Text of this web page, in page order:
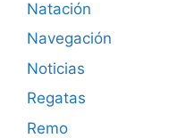
Natación
Navegación
Noticias
Regatas
Remo